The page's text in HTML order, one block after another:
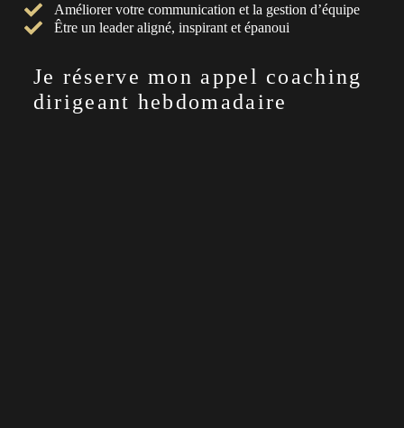
Améliorer votre communication et la gestion d’équipe
Être un leader aligné, inspirant et épanoui
Je réserve mon appel coaching
dirigeant hebdomadaire